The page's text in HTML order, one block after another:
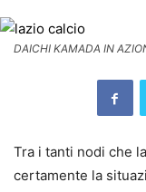
DAICHI KAMADA IN
Tra i tanti nodi che la
certamente la